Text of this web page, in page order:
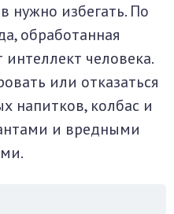
нужно избегать. По
обработанная
человека.
или отказаться
напитков, колбас и
и вредными